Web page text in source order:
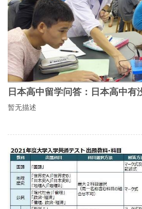
日本高中留学问答：日本高中有
暂无描述